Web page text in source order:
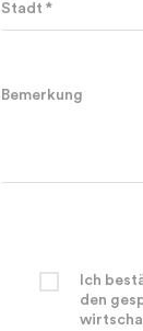
Stadt *
Bemerkung
Ich
den